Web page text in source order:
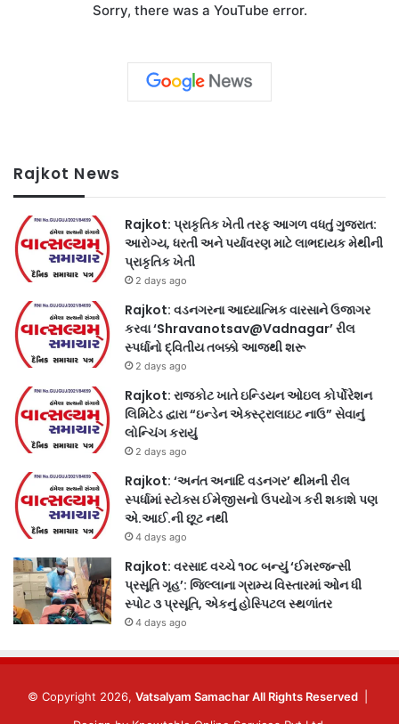
Sorry, there was a YouTube error.
Rajkot News
Rajkot: પ્રાકૃતિક ખેતી તરફ આગળ વધતું ગુજરાત:
આરોગ્ય, ધરતી અને પર્યાવરણ માટે લાભદાયક મેથીની
પ્રાકૃતિક ખેતી
2 days ago
Rajkot: વડનગરના આધ્યાત્મિક વારસાને ઉજાગર
કરવા ‘Shravanotsav@Vadnagar’ રીલ
સ્પર્ધાનો દ્વિતીય તબક્કો આજથી શરૂ
2 days ago
Rajkot: રાજકોટ ખાતે ઇન્ડિયન ઓઇલ કોર્પોરેશન
લિમિટેડ દ્વારા “ઇન્ડેન એક્સ્ટ્રાલાઇટ નાઉ” સેવાનું
લોન્ચિંગ કરાયું
2 days ago
Rajkot: ‘અનંત અનાદિ વડનગર’ થીમની રીલ
સ્પર્ધામાં સ્ટોક્સ ઈમેજીસનો ઉપયોગ કરી શકાશે પણ
એ.આઈ.ની છૂટ નથી
4 days ago
Rajkot: વરસાદ વચ્ચે ૧૦૮ બન્યું ‘ઈમરજન્સી
પ્રસૂતિ ગૃહ’: જિલ્લાના ગ્રામ્ય વિસ્તારમાં ઓન ધી
સ્પોટ ૩ પ્રસૂતિ, એકનું હોસ્પિટલ સ્થળાંતર
4 days ago
© Copyright 2026, Vatsalyam Samachar All Rights Reserved